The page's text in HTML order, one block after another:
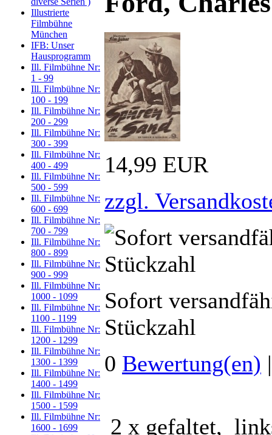
Illustrierte
Filmbühne
München
IFB: Unser
Hausprogramm
Ill. Filmbühne Nr:
1 - 99
Ill. Filmbühne Nr:
100 - 199
Ill. Filmbühne Nr:
200 - 299
Ill. Filmbühne Nr:
300 - 399
Ill. Filmbühne Nr:
400 - 499
Ill. Filmbühne Nr:
500 - 599
Ill. Filmbühne Nr:
600 - 699
Ill. Filmbühne Nr:
700 - 799
Ill. Filmbühne Nr:
800 - 899
Ill. Filmbühne Nr:
900 - 999
Ill. Filmbühne Nr:
1000 - 1099
Ill. Filmbühne Nr:
1100 - 1199
Ill. Filmbühne Nr:
1200 - 1299
Ill. Filmbühne Nr:
1300 - 1399
Ill. Filmbühne Nr:
1400 - 1499
Ill. Filmbühne Nr:
1500 - 1599
Ill. Filmbühne Nr:
1600 - 1699
14,99 EUR
zzgl.
Sofort
Stückzahl
0 Bewertung(en)
2 x gefaltet,